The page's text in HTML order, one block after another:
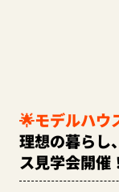
🌟モデルハウ
理想の暮らし
ス見学会開催